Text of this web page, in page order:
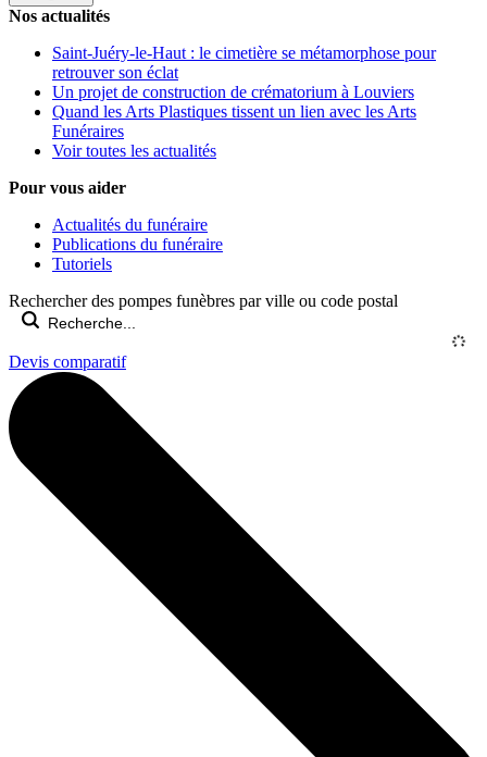
Nos actualités
Saint-Juéry-le-Haut : le cimetière se métamorphose pour
retrouver son éclat
Un projet de construction de crématorium à Louviers
Quand les Arts Plastiques tissent un lien avec les Arts
Funéraires
Voir toutes les actualités
Pour vous aider
Actualités du funéraire
Publications du funéraire
Tutoriels
Rechercher des pompes funèbres par ville ou code postal
Devis comparatif